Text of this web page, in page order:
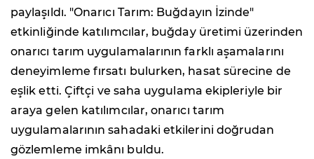
paylaşıldı. "Onarıcı Tarım: Buğdayın İzinde"
etkinliğinde katılımcılar, buğday üretimi üzerinden
onarıcı tarım uygulamalarının farklı aşamalarını
deneyimleme fırsatı bulurken, hasat sürecine de
eşlik etti. Çiftçi ve saha uygulama ekipleriyle bir
araya gelen katılımcılar, onarıcı tarım
uygulamalarının sahadaki etkilerini doğrudan
gözlemleme imkânı buldu.